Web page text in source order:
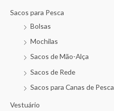
Sacos para Pesca
Bolsas
Mochilas
Sacos de Mão-Alça
Sacos de Rede
Sacos para Canas de Pesca
Vestuário